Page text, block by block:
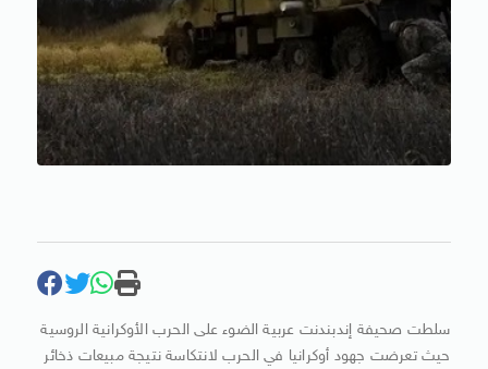
سلطت صحيفة إندبندنت عربية الضوء على الحرب الأوكرانية الروسية
حيث تعرضت جهود أوكرانيا في الحرب لانتكاسة نتيجة مبيعات ذخائر